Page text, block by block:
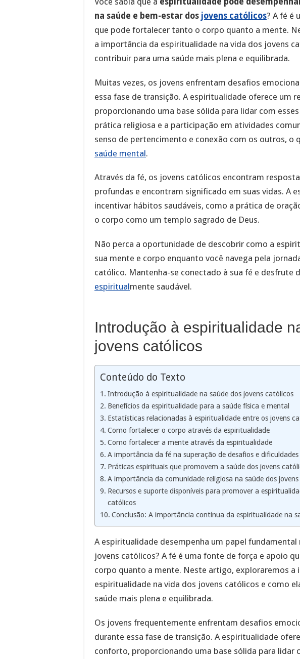
na saúde e bem-estar dos jovens católicos? A fé é
que pode fortalecer tanto o corpo quanto a mente.
a importância da espiritualidade na vida dos jovens
contribuir para uma saúde mais plena e equilibrada.
Muitas vezes, os jovens enfrentam desafios
essa fase de transição. A espiritualidade oferece um
proporcionando uma base sólida para lidar com
prática religiosa e a participação em atividades
senso de pertencimento e conexão com os outros, o
saúde mental.
Através da fé, os jovens católicos encontram
profundas e encontram significado em suas vidas. A
incentivar hábitos saudáveis, como a prática de
o corpo como um templo sagrado de Deus.
Não perca a oportunidade de descobrir como a
sua mente e corpo enquanto você navega pela
católico. Mantenha-se conectado à sua fé e desfrute
espiritualmente saudável.
Introdução à espiritualidade
jovens católicos
Conteúdo do Texto
Introdução à espiritualidade na saúde dos jovens católicos
Benefícios da espiritualidade para a saúde física e mental
Estatísticas relacionadas à espiritualidade entre os jovens
Como fortalecer o corpo através da espiritualidade
Como fortalecer a mente através da espiritualidade
A importância da fé na superação de desafios e dificuldades
Práticas espirituais que promovem a saúde dos jovens
A importância da comunidade religiosa na saúde dos
Recursos e suporte disponíveis para promover a
católicos
Conclusão: A importância contínua da espiritualidade na
A espiritualidade desempenha um papel fundamental
jovens católicos? A fé é uma fonte de força e apoio
corpo quanto a mente. Neste artigo, exploraremos a
espiritualidade na vida dos jovens católicos e como
saúde mais plena e equilibrada.
Os jovens frequentemente enfrentam desafios
durante essa fase de transição. A espiritualidade
conforto, proporcionando uma base sólida para lidar